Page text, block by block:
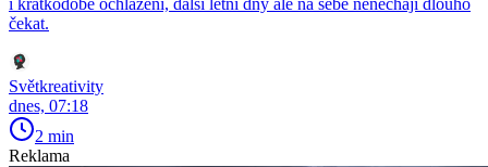
i krátkodobé ochlazení, další letní dny ale na sebe nenechají dlouho
čekat.
Světkreativity
dnes, 07:18
2 min
Reklama